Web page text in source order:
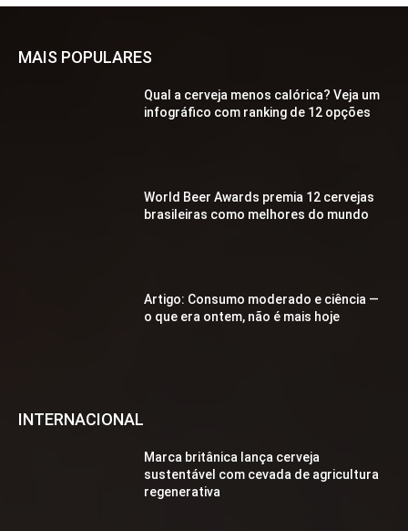
MAIS POPULARES
Qual a cerveja menos calórica? Veja um
infográfico com ranking de 12 opções
World Beer Awards premia 12 cervejas
brasileiras como melhores do mundo
Artigo: Consumo moderado e ciência —
o que era ontem, não é mais hoje
INTERNACIONAL
Marca britânica lança cerveja
sustentável com cevada de agricultura
regenerativa